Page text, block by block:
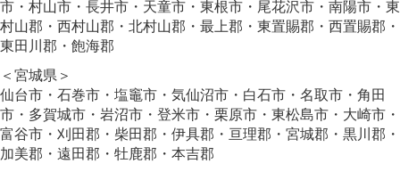
市・村山市・長井市・天童市・東根市・尾花沢市・南陽市・東
村山郡・西村山郡・北村山郡・最上郡・東置賜郡・西置賜郡・
東田川郡・飽海郡
＜宮城県＞
仙台市・石巻市・塩竈市・気仙沼市・白石市・名取市・角田
市・多賀城市・岩沼市・登米市・栗原市・東松島市・大崎市・
富谷市・刈田郡・柴田郡・伊具郡・亘理郡・宮城郡・黒川郡・
加美郡・遠田郡・牡鹿郡・本吉郡